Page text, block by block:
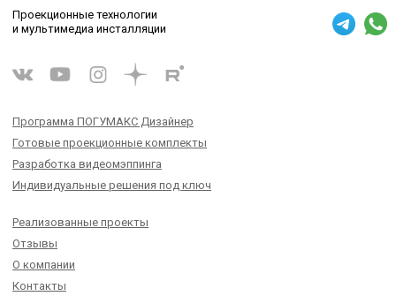
Программа ПОГУМАКС Дизайнер
Готовые проекционные комплекты
Разработка видеомэппинга
Индивидуальные решения под ключ
Реализованные проекты
Отзывы
О компании
Контакты
Проекционные технологии
и мультимедиа инсталляции